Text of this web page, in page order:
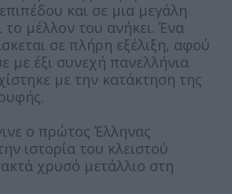
και σε μια μεγάλη
το μέλλον του ανήκει. Ένα
σε πλήρη εξέλιξη, αφού
με έξι συνεχή πανελλήνια
με την κατάκτηση της
ο πρώτος Έλληνας
ιστορία του κλειστού
χρυσό μετάλλιο στη